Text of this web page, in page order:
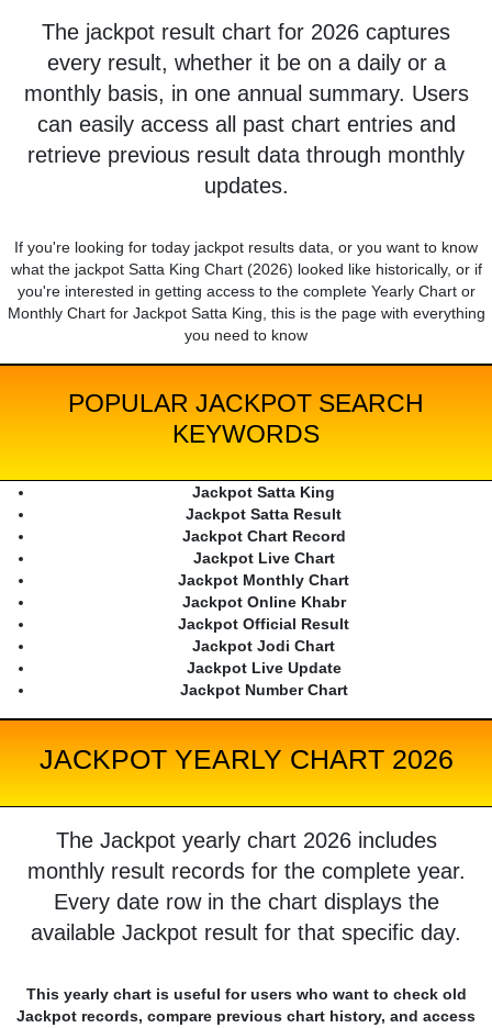
The jackpot result chart for 2026 captures
every result, whether it be on a daily or a
monthly basis, in one annual summary. Users
can easily access all past chart entries and
retrieve previous result data through monthly
updates.
If you're looking for today jackpot results data, or you want to know
what the jackpot Satta King Chart (2026) looked like historically, or if
you're interested in getting access to the complete Yearly Chart or
Monthly Chart for Jackpot Satta King, this is the page with everything
you need to know
POPULAR JACKPOT SEARCH
KEYWORDS
Jackpot Satta King
Jackpot Satta Result
Jackpot Chart Record
Jackpot Live Chart
Jackpot Monthly Chart
Jackpot Online Khabr
Jackpot Official Result
Jackpot Jodi Chart
Jackpot Live Update
Jackpot Number Chart
JACKPOT YEARLY CHART 2026
The Jackpot yearly chart 2026 includes
monthly result records for the complete year.
Every date row in the chart displays the
available Jackpot result for that specific day.
This yearly chart is useful for users who want to check old
Jackpot records, compare previous chart history, and access